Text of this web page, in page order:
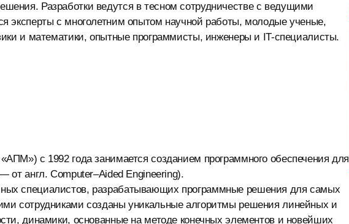
Разработки ведутся в тесном сотрудничестве с ведущими
эксперты с многолетним опытом научной работы, молодые ученые,
и математики, опытные программисты, инженеры и IT-специалисты.
с 1992 года занимается созданием программного обеспечения для
от англ. Computer–Aided Engineering).
специалистов, разрабатывающих программные решения для самых
сотрудниками созданы уникальные алгоритмы решения линейных и
динамики, основанные на методе конечных элементов и новейших